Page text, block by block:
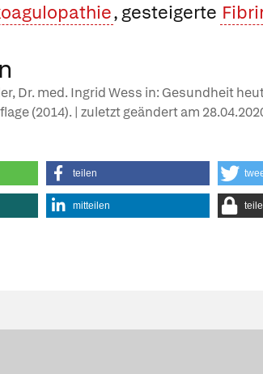
, gesteigerte
Dr. med. Ingrid Wess in: Gesundheit
(2014). | zuletzt geändert am
teilen
mitteilen